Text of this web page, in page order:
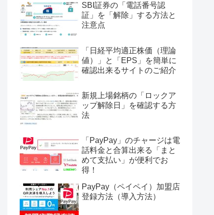
SBI証券の「電話番号認
証」を「解除」する方法と
注意点
「日経平均適正株価（理論
値）」と「EPS」を簡単に
確認出来るサイトのご紹介
新規上場銘柄の「ロックア
ップ解除日」を確認する方
法
「PayPay」のチャージは電
話料金と合算出来る「まと
めて支払い」が便利でお
得！
PayPay（ペイペイ）加盟店
登録方法（導入方法）